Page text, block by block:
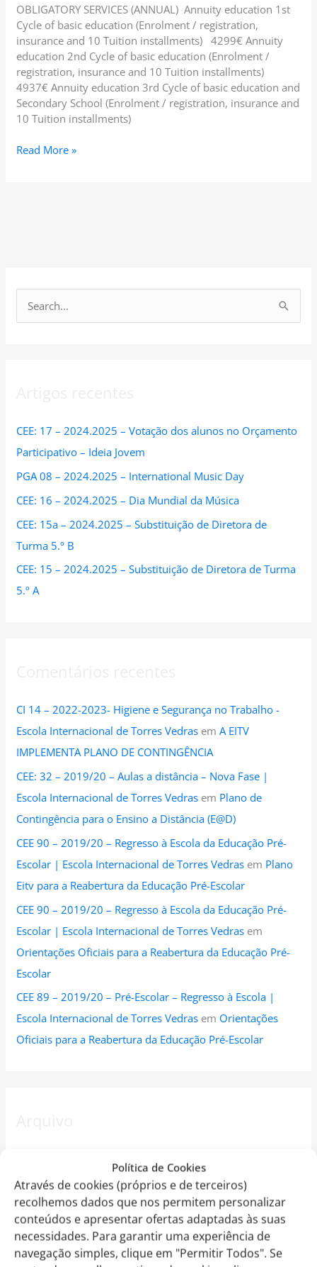
Política de Cookies
Através de cookies (próprios e de terceiros)
recolhemos dados que nos permitem personalizar
conteúdos e apresentar ofertas adaptadas às suas
necessidades. Para garantir uma experiência de
navegação simples, clique em "Permitir Todos". Se
OBLIGATORY SERVICES (ANNUAL) Annuity education 1st
Cycle of basic education (Enrolment / registration,
insurance and 10 Tuition installments) 4299€ Annuity
education 2nd Cycle of basic education (Enrolment /
registration, insurance and 10 Tuition installments)
4937€ Annuity education 3rd Cycle of basic education and
Secondary School (Enrolment / registration, insurance and
10 Tuition installments)
AND
SECONDARY
SCHOOL
Read More »
f
o
r
:
CEE: 17 – 2024.2025 – Votação dos alunos no Orçamento
Participativo – Ideia Jovem
PGA 08 – 2024.2025 – International Music Day
CEE: 16 – 2024.2025 – Dia Mundial da Música
CEE: 15a – 2024.2025 – Substituição de Diretora de
Turma 5.º B
CEE: 15 – 2024.2025 – Substituição de Diretora de Turma
5.º A
CI 14 – 2022-2023- Higiene e Segurança no Trabalho -
Escola Internacional de Torres Vedras emA EITV
IMPLEMENTA PLANO DE CONTINGÊNCIA
CEE: 32 – 2019/20 – Aulas a distância – Nova Fase |
Escola Internacional de Torres Vedras em Plano de
Contingência para o Ensino a Distância (E@D)
CEE 90 – 2019/20 – Regresso à Escola da Educação Pré-
Escolar | Escola Internacional de Torres Vedras em Plano
Eitv para a Reabertura da Educação Pré-Escolar
CEE 90 – 2019/20 – Regresso à Escola da Educação Pré-
Escolar | Escola Internacional de Torres Vedras em
Orientações Oficiais para a Reabertura da Educação Pré-
Escolar
CEE 89 – 2019/20 – Pré-Escolar – Regresso à Escola |
Escola Internacional de Torres Vedras em Orientações
Oficiais para a Reabertura da Educação Pré-Escolar
Setembro 2024
Agosto 2024
Julho 2024
Junho 2024